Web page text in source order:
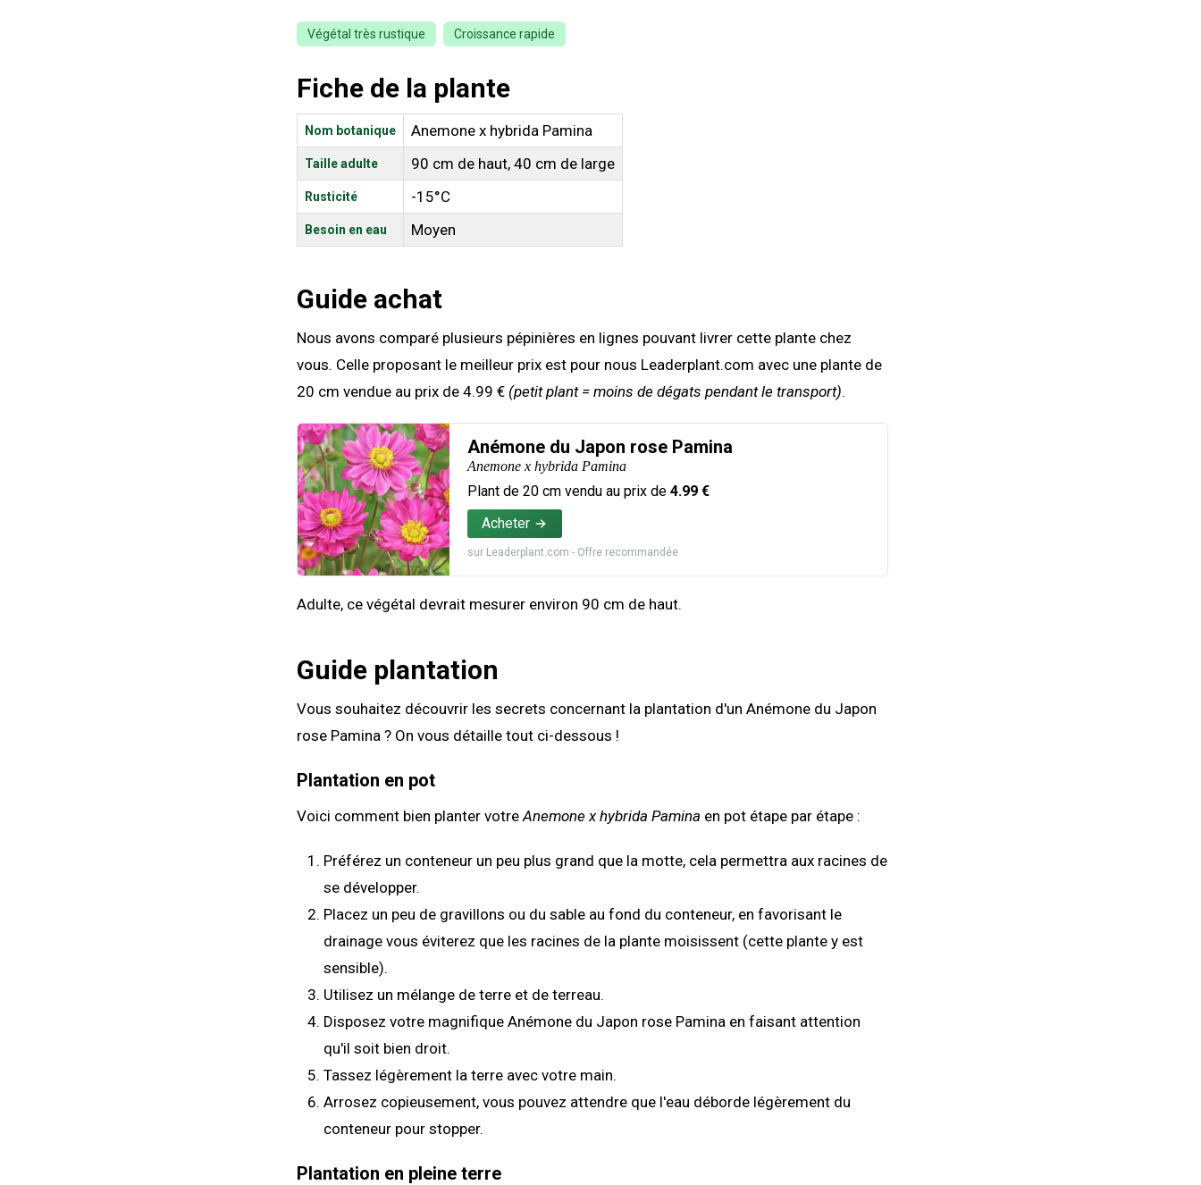
Végétal très rustique Croissance rapide
Fiche de la plante
Nom botanique Anemone x hybrida Pamina
Taille adulte 90 cm de haut, 40 cm de large
Rusticité -15°C
Besoin en eau Moyen
Guide achat
Nous avons comparé plusieurs pépinières en lignes pouvant livrer cette plante chez
vous. Celle proposant le meilleur prix est pour nous Leaderplant.com avec une plante de
20 cm vendue au prix de 4.99 € (petit plant = moins de dégats pendant le transport).
Anémone du Japon rose Pamina
Anemone x hybrida Pamina
Plant de 20 cm vendu au prix de 4.99 €
Acheter
sur Leaderplant.com - Offre recommandée
Adulte, ce végétal devrait mesurer environ 90 cm de haut.
Guide plantation
Vous souhaitez découvrir les secrets concernant la plantation d'un Anémone du Japon
rose Pamina ? On vous détaille tout ci-dessous !
Plantation en pot
Voici comment bien planter votreAnemone x hybrida Pamina en pot étape par étape :
Préférez un conteneur un peu plus grand que la motte, cela permettra aux racines de
se développer.
Placez un peu de gravillons ou du sable au fond du conteneur, en favorisant le
drainage vous éviterez que les racines de la plante moisissent (cette plante y est
sensible).
Utilisez un mélange de terre et de terreau.
Disposez votre magnifique Anémone du Japon rose Pamina en faisant attention
qu'il soit bien droit.
Tassez légèrement la terre avec votre main.
Arrosez copieusement, vous pouvez attendre que l'eau déborde légèrement du
conteneur pour stopper.
Plantation en pleine terre